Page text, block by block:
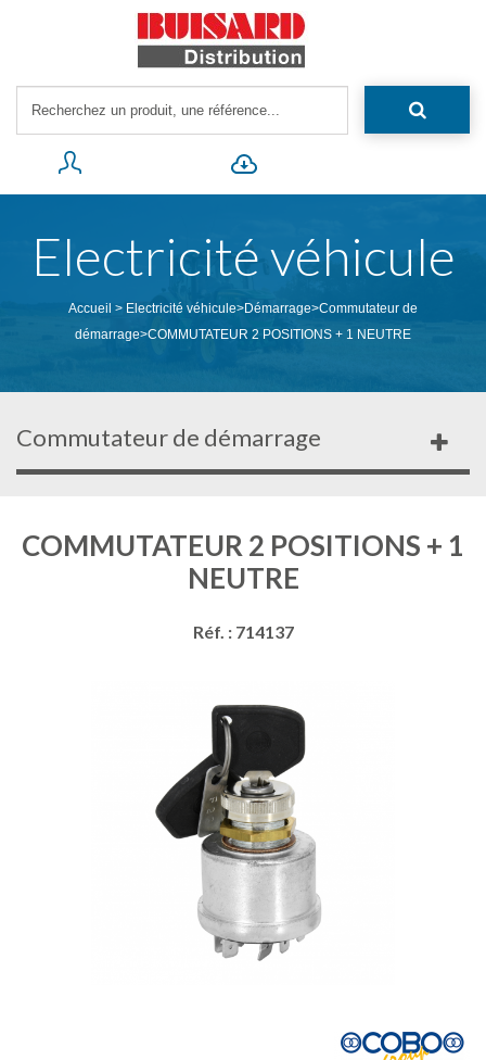
Electricité véhicule
Accueil > Electricité véhicule>Démarrage>Commutateur de
démarrage>COMMUTATEUR 2 POSITIONS + 1 NEUTRE
Commutateur de démarrage
COMMUTATEUR 2 POSITIONS + 1
NEUTRE
Réf. : 714137